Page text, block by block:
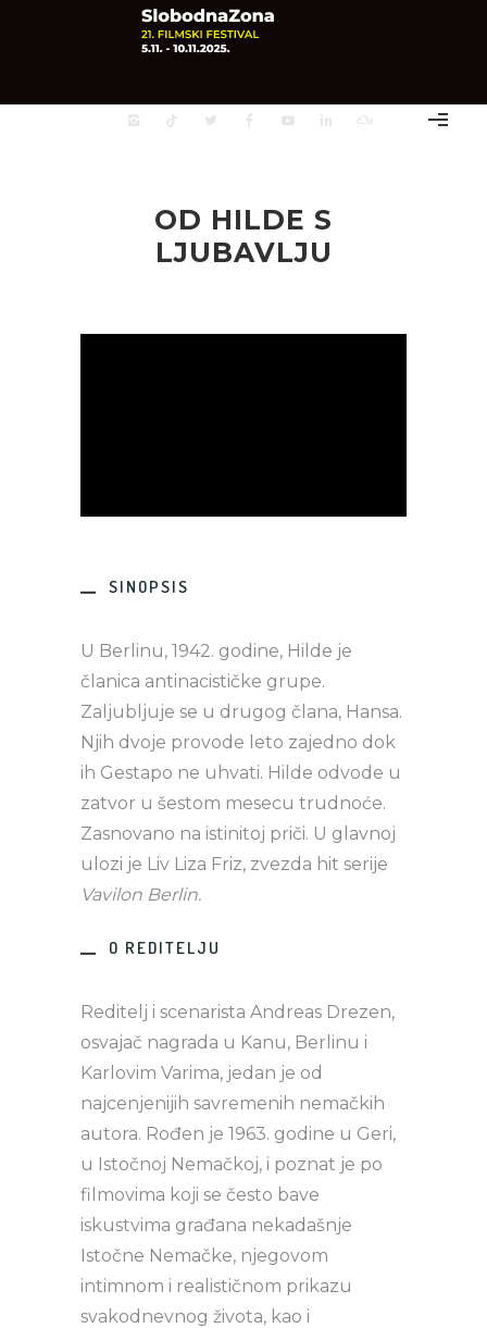
OD HILDE S
LJUBAVLJU
SINOPSIS
U Berlinu, 1942. godine, Hilde je
članica antinacističke grupe.
Zaljubljuje se u drugog člana, Hansa.
Njih dvoje provode leto zajedno dok
ih Gestapo ne uhvati. Hilde odvode u
zatvor u šestom mesecu trudnoće.
Zasnovano na istinitoj priči. U glavnoj
ulozi je Liv Liza Friz, zvezda hit serije
Vavilon Berlin.
O REDITELJU
Reditelj i scenarista Andreas Drezen,
osvajač nagrada u Kanu, Berlinu i
Karlovim Varima, jedan je od
najcenjenijih savremenih nemačkih
autora. Rođen je 1963. godine u Geri,
u Istočnoj Nemačkoj, i poznat je po
filmovima koji se često bave
iskustvima građana nekadašnje
Istočne Nemačke, njegovom
intimnom i realističnom prikazu
svakodnevnog života, kao i